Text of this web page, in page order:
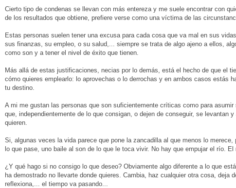
Cierto tipo de condenas se llevan con más entereza y me suele encontrar con
de los resultados que obtiene, prefiere verse como una víctima de las
Estas personas suelen tener una excusa para cada cosa que va mal en sus
sus finanzas, su empleo, o su salud,... siempre se trata de algo ajeno a ellos,
como son y a tener el nivel de éxito que tienen.
Más allá de estas justificaciones, necias por lo demás, está el hecho de que el
cómo quieres emplearlo: lo aprovechas o lo derrochas y en ambos casos estás
tu destino.
A mi me gustan las personas que son suficientemente críticas como para
que, independientemente de lo que consigan, o dejen de conseguir, se levantan
quieren.
Si, algunas veces la vida parece que pone la zancadilla al que menos lo
lo que pase, uno baile al son de lo que le toca vivir. No hay que empujar el río. El
¿Y qué hago si no consigo lo que deseo? Obviamente algo diferente a lo que
ha demostrado no llevarte donde quieres. Cambia, haz cualquier otra cosa, deja
reflexiona,... el tiempo va pasando...